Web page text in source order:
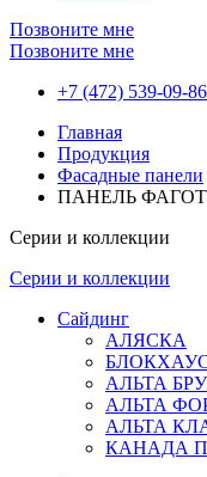
Позвоните мне
Позвоните мне
+7 (472) 539-09-86
Главная
Продукция
Фасадные панели
ПАНЕЛЬ
Серии и коллекции
Серии и коллекции
Сайдинг
АЛЯСКА
АЛЬТА
АЛЬТА
АЛЬТА
КАНАДА